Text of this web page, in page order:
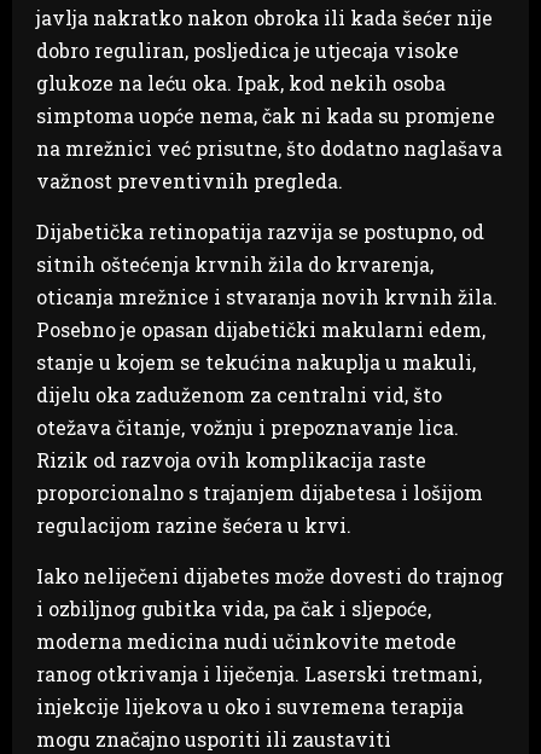
javlja nakratko nakon obroka ili kada šećer nije
dobro reguliran, posljedica je utjecaja visoke
glukoze na leću oka. Ipak, kod nekih osoba
simptoma uopće nema, čak ni kada su promjene
na mrežnici već prisutne, što dodatno naglašava
važnost preventivnih pregleda.
Dijabetička retinopatija razvija se postupno, od
sitnih oštećenja krvnih žila do krvarenja,
oticanja mrežnice i stvaranja novih krvnih žila.
Posebno je opasan dijabetički makularni edem,
stanje u kojem se tekućina nakuplja u makuli,
dijelu oka zaduženom za centralni vid, što
otežava čitanje, vožnju i prepoznavanje lica.
Rizik od razvoja ovih komplikacija raste
proporcionalno s trajanjem dijabetesa i lošijom
regulacijom razine šećera u krvi.
Iako neliječeni dijabetes može dovesti do trajnog
i ozbiljnog gubitka vida, pa čak i sljepoće,
moderna medicina nudi učinkovite metode
ranog otkrivanja i liječenja. Laserski tretmani,
injekcije lijekova u oko i suvremena terapija
mogu značajno usporiti ili zaustaviti